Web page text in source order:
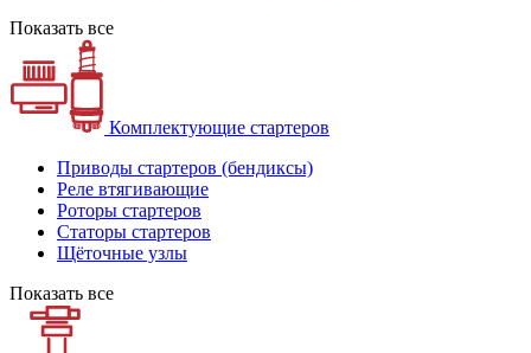
Показать все
Комплектующие стартеров
Приводы стартеров (бендиксы)
Реле втягивающие
Роторы стартеров
Статоры стартеров
Щёточные узлы
Показать все